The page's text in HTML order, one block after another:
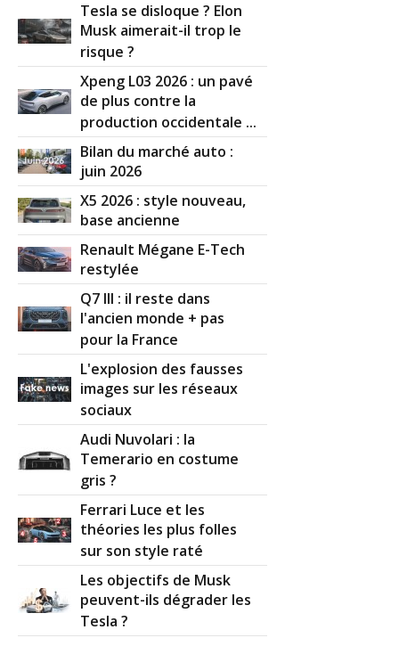
Tesla se disloque ? Elon
Musk aimerait-il trop le
risque ?
Xpeng L03 2026 : un pavé
de plus contre la
production occidentale ...
Bilan du marché auto :
juin 2026
X5 2026 : style nouveau,
base ancienne
Renault Mégane E-Tech
restylée
Q7 III : il reste dans
l'ancien monde + pas
pour la France
L'explosion des fausses
images sur les réseaux
sociaux
Audi Nuvolari : la
Temerario en costume
gris ?
Ferrari Luce et les
théories les plus folles
sur son style raté
Les objectifs de Musk
peuvent-ils dégrader les
Tesla ?